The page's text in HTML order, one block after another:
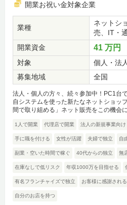
開業お祝い金対象企業
業種
ネットシ
売、IT・
開業資金
41 万円
対象
個人・法
募集地域
全国
法人・個人の方々、続々参加中！PC1台
自システムを使った新たなネットショッ
間で取り組める」ネット販売をこの機会
1人で開業 代理店で開業 法人の新規事業向け
手に職を付ける 女性が活躍 夫婦で独立 自
副業・空いた時間で稼ぐ 40代からの独立 無
在庫なしで低リスク 年収1000万を目指せる
有名フランチャイズで独立 お客様に感謝される
自分のお店を持つ